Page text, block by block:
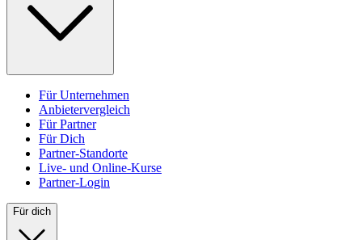
Für Unternehmen
Anbietervergleich
Für Partner
Für Dich
Partner-Standorte
Live- und Online-Kurse
Partner-Login
Für dich